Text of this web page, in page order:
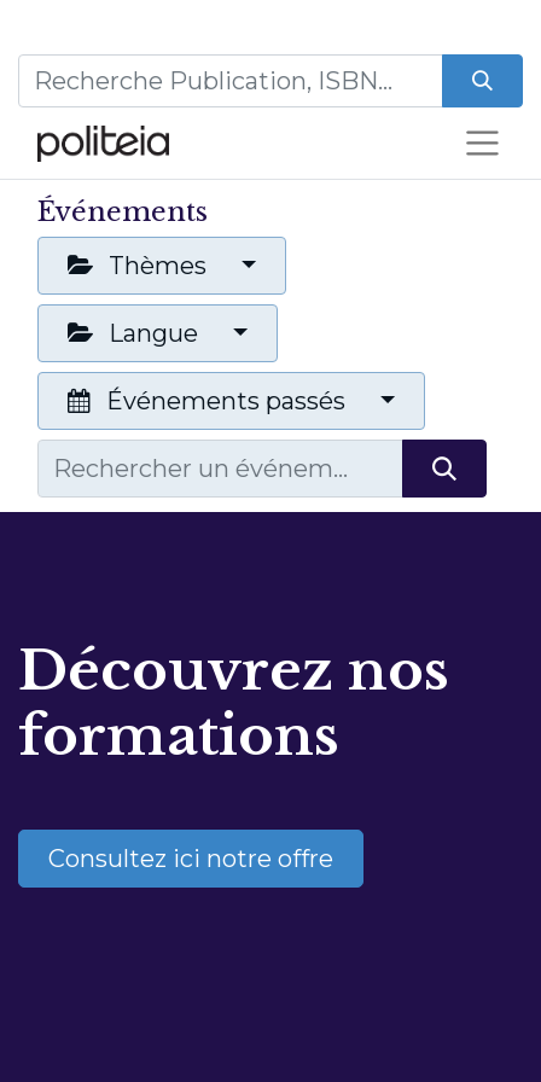
Événements
Thèmes
Langue
Événements passés
Découvrez nos
formations
Consultez ici notre offre